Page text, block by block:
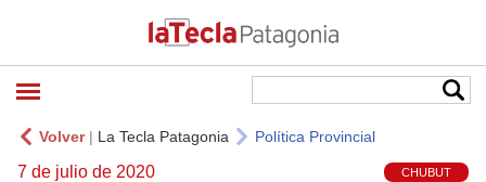
Volver| La Tecla Patagonia Política Provincial
7 de julio de 2020 CHUBUT